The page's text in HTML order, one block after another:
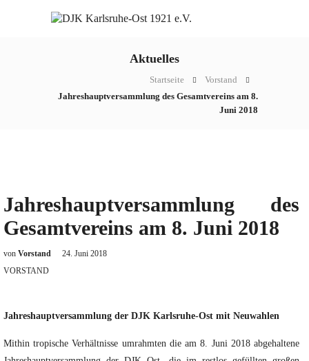
Aktuelles
Startseite
Vorstand
Jahreshauptversammlung des Gesamtvereins am 8.
Juni 2018
Jahreshauptversammlung des
Gesamtvereins am 8. Juni 2018
von Vorstand
24. Juni 2018
VORSTAND
Jahreshauptversammlung der DJK Karlsruhe-Ost mit Neuwahlen
Mithin tropische Verhältnisse umrahmten die am 8. Juni 2018 abgehaltene